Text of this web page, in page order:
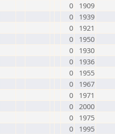
0
1909
0
1939
0
1921
0
1950
0
1930
0
1936
0
1955
0
1967
0
1971
0 2000
0
1975
0
1995